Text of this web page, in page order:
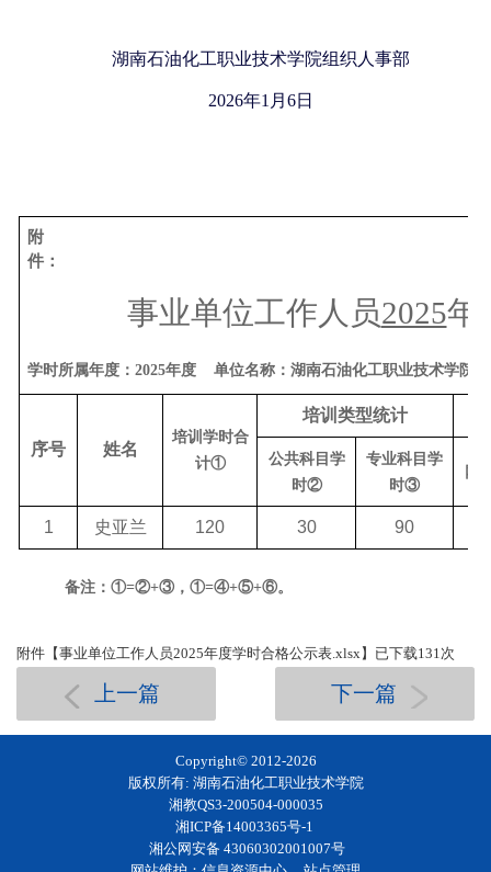
湖南石油化工职业技术学院组织人事部
2026年1月6日
附
件：
事业单位工作人员2025年
学时所属年度： 2025年度 单位名称：湖南石油化工职业技术学院
序号 姓名
培训学时合
计①
培训类型统计
公共科目学
时②
专业科目学
时③
网
1 史亚兰 120 30 90
备注： ①=②+③，①=④+⑤+⑥。
附件【事业单位工作人员2025年度学时合格公示表.xlsx】已下载131次
上一篇 下一篇
Copyright© 2012-2026
版权所有: 湖南石油化工职业技术学院
湘教QS3-200504-000035
湘ICP备14003365号-1
湘公网安备 43060302001007号